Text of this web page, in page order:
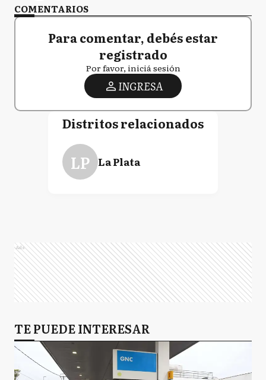
COMENTARIOS
Para comentar, debés estar
registrado
Por favor, iniciá sesión
INGRESA
Distritos relacionados
LP La Plata
Ads
TE PUEDE INTERESAR